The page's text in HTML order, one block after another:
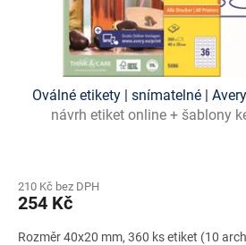
Oválné etikety | snímatelné |
návrh etiket online + šablony
210 Kč bez DPH
254 Kč
Rozměr 40x20 mm, 360 ks etiket (10